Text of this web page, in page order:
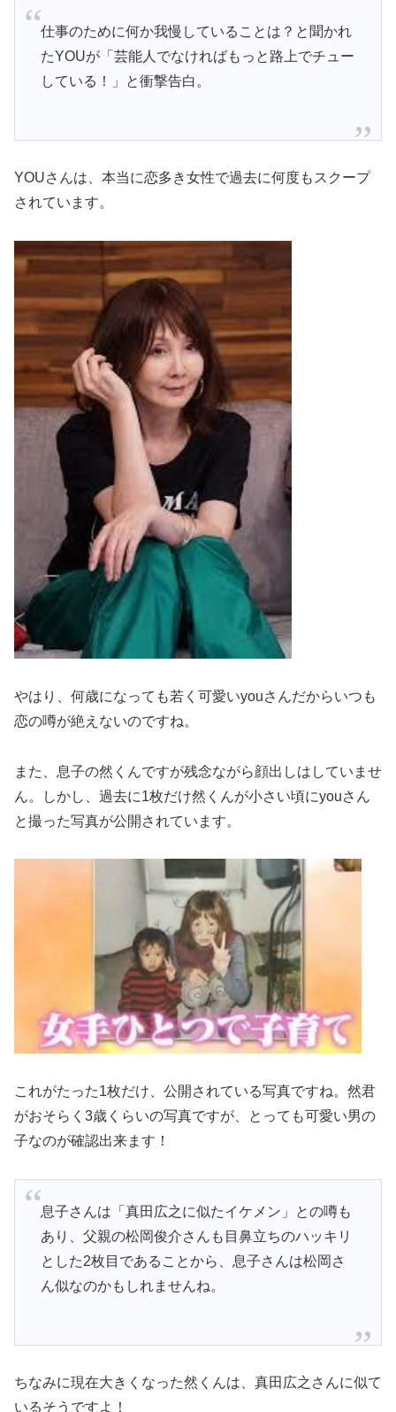
仕事のために何か我慢していることは？と聞かれ
たYOUが「芸能人でなければもっと路上でチュー
している！」と衝撃告白。
YOUさんは、本当に恋多き女性で過去に何度もスクープ
されています。
やはり、何歳になっても若く可愛いyouさんだからいつも
恋の噂が絶えないのですね。
また、息子の然くんですが残念ながら顔出しはしていませ
ん。しかし、過去に1枚だけ然くんが小さい頃にyouさん
と撮った写真が公開されています。
これがたった1枚だけ、公開されている写真ですね。然君
がおそらく3歳くらいの写真ですが、とっても可愛い男の
子なのが確認出来ます！
息子さんは「真田広之に似たイケメン」との噂も
あり、父親の松岡俊介さんも目鼻立ちのハッキリ
とした2枚目であることから、息子さんは松岡さ
ん似なのかもしれませんね。
ちなみに現在大きくなった然くんは、真田広之さんに似て
いるそうですよ！